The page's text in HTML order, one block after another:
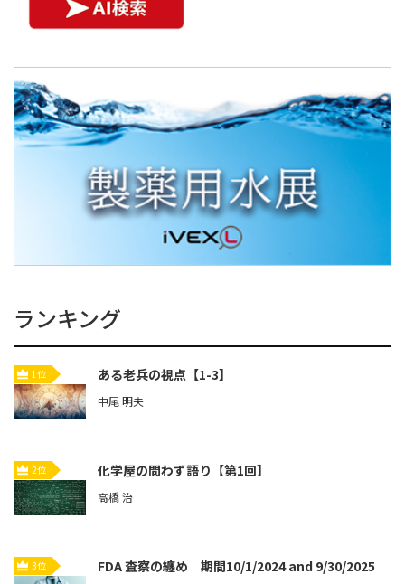
ランキング
1位 ある老兵の視点【1-3】
中尾 明夫
2位 化学屋の問わず語り【第1回】
高橋 治
3位 FDA 査察の纏め 期間10/1/2024 and 9/30/2025